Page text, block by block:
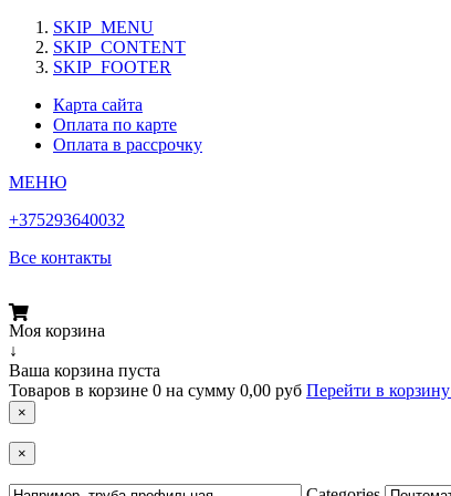
SKIP_MENU
SKIP_CONTENT
SKIP_FOOTER
Карта сайта
Оплата по карте
Оплата в рассрочку
МЕНЮ
+375293640032
Все контакты
Моя корзина
↓
Ваша корзина пуста
Товаров в корзине 0 на сумму 0,00 руб Перейти в корзину
×
×